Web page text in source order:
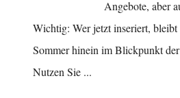
Angebote, aber
Wichtig: Wer jetzt inseriert,
Sommer hinein im Blickpunkt der
Nutzen Sie ...